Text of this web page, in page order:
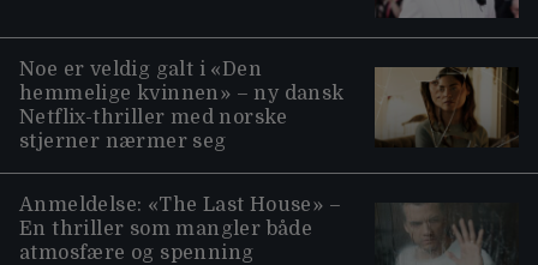
Noe er veldig galt i «Den
hemmelige kvinnen» – ny dansk
Netflix-thriller med norske
stjerner nærmer seg
Anmeldelse: «The Last House» –
En thriller som mangler både
atmosfære og spenning